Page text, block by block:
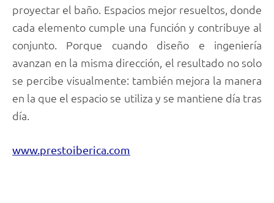
proyectar el baño. Espacios mejor resueltos, donde
cada elemento cumple una función y contribuye al
conjunto. Porque cuando diseño e ingeniería
avanzan en la misma dirección, el resultado no solo
se percibe visualmente: también mejora la manera
en la que el espacio se utiliza y se mantiene día tras
día.
www.prestoiberica.com